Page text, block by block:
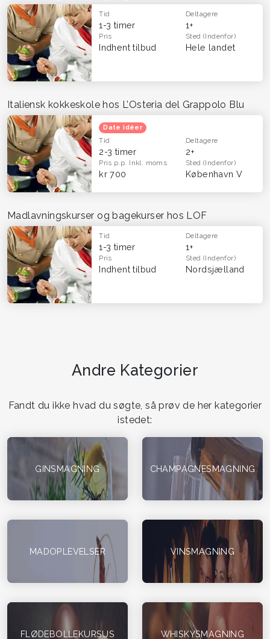
Tid
1-3 timer
Deltagere
1+
Pris
Indhent tilbud
Sted(Indenfor)
Hele landet
Italiensk kokkeskole hos L’Osteria del Grappolo Blu
Date idéer
Tid
2-3 timer
Deltagere
2+
Pris p.p. Inkl. moms
kr 700
Sted(Indenfor)
København V
Madlavningskurser og bagekurser hos LOF
Tid
1-3 timer
Deltagere
1+
Pris
Indhent tilbud
Sted(Indenfor)
Nordsjælland
Andre Kategorier
Fandt du ikke hvad du søgte, så prøv de her kategorier
istedet:
GINSMAGNING CHAMPAGNESMAGNING
MADOPLEVELSER VINSMAGNING
FLØDEBOLLEKURSUS WHISKYSMAGNING